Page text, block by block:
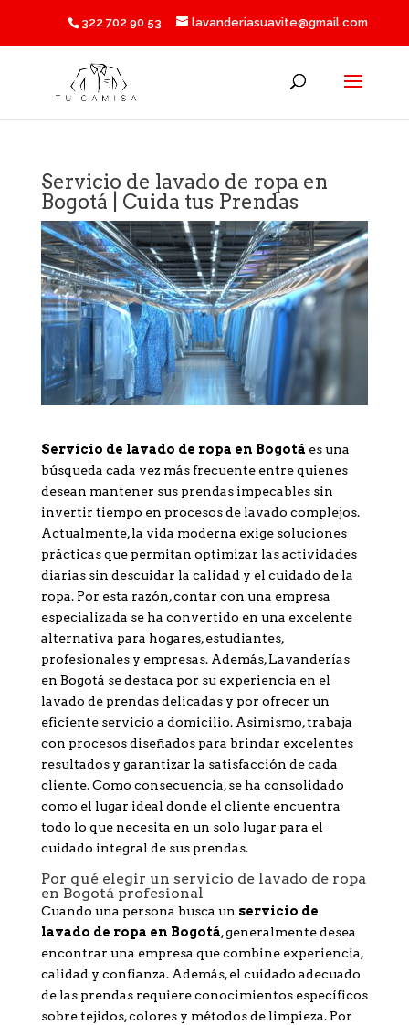
322 702 90 53 lavanderiasuavite@gmail.com
Servicio de lavado de ropa en
Bogotá | Cuida tus Prendas
Servicio de lavado de ropa en Bogotá es una
búsqueda cada vez más frecuente entre quienes
desean mantener sus prendas impecables sin
invertir tiempo en procesos de lavado complejos.
Actualmente, la vida moderna exige soluciones
prácticas que permitan optimizar las actividades
diarias sin descuidar la calidad y el cuidado de la
ropa. Por esta razón, contar con una empresa
especializada se ha convertido en una excelente
alternativa para hogares, estudiantes,
profesionales y empresas. Además, Lavanderías
en Bogotá se destaca por su experiencia en el
lavado de prendas delicadas y por ofrecer un
eficiente servicio a domicilio. Asimismo, trabaja
con procesos diseñados para brindar excelentes
resultados y garantizar la satisfacción de cada
cliente. Como consecuencia, se ha consolidado
como el lugar ideal donde el cliente encuentra
todo lo que necesita en un solo lugar para el
cuidado integral de sus prendas.
Por qué elegir un servicio de lavado de ropa
en Bogotá profesional
Cuando una persona busca un servicio de
lavado de ropa en Bogotá, generalmente desea
encontrar una empresa que combine experiencia,
calidad y confianza. Además, el cuidado adecuado
de las prendas requiere conocimientos específicos
sobre tejidos, colores y métodos de limpieza. Por